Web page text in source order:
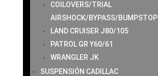
COILOVERS/TRIAL
AIRSHOCK/BYPASS/BUMPSTOP
LAND CRUISER J80/105
PATROL GR Y60/61
WRANGLER JK
SUSPENSIÓN CADILLAC